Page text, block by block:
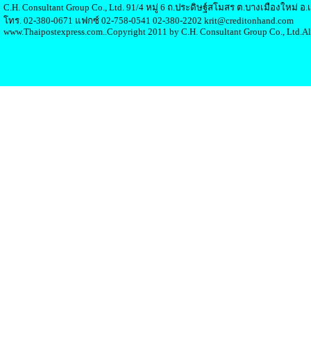
C.H. Consultant Group Co., Ltd. 91/4 หมู่ 6 ถ.ประดิษฐ์สโมสร ต.บางเมืองใหม่ อ
โทร. 02-380-0671 แฟกซ์ 02-758-0541 02-380-2202 krit@creditonhand.com
www.Thaipostexpress.com..Copyright 2011 by C.H. Consultant Group Co.,